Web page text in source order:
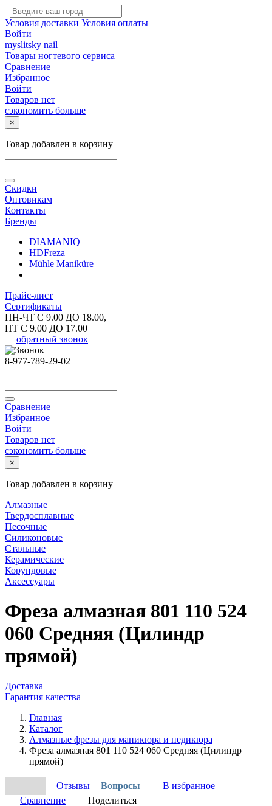
Условия доставки Условия оплаты
Войти
myslitsky nail
Товары ногтевого сервиса
Сравнение
Избранное
Войти
Товаров нет
сэкономить больше
×
Товар добавлен в корзину
Скидки
Оптовикам
Контакты
Бренды
DIAMANIQ
HDFreza
Mühle Maniküre
Прайс-лист
Сертификаты
ПН-ЧТ С 9.00 ДО 18.00,
ПТ С 9.00 ДО 17.00
обратный звонок
8-977-789-29-02
Сравнение
Избранное
Войти
Товаров нет
сэкономить больше
×
Товар добавлен в корзину
Алмазные
Твердосплавные
Песочные
Силиконовые
Стальные
Керамические
Корундовые
Аксессуары
Фреза алмазная 801 110 524
060 Средняя (Цилиндр
прямой)
Доставка
Гарантия качества
Главная
Каталог
Алмазные фрезы для маникюра и педикюра
Фреза алмазная 801 110 524 060 Средняя (Цилиндр
прямой)
Отзывы Вопросы
В избранное
Сравнение
Поделиться